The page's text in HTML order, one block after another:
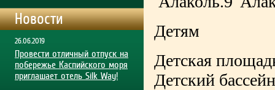
Новости
26.06.2019
Провести отличный отпуск на
побережье Каспийского моря
приглашает отель Silk Way!
Детям
Детская
Детский